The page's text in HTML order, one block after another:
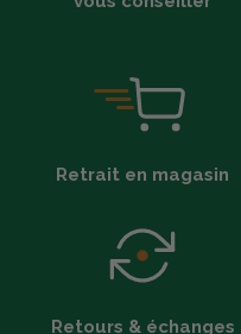
Retrait en magasin
Retours & échanges